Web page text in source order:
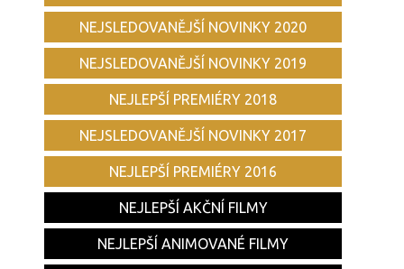
NEJSLEDOVANĚJŠÍ NOVINKY 2020
NEJSLEDOVANĚJŠÍ NOVINKY 2019
NEJLEPŠÍ PREMIÉRY 2018
NEJSLEDOVANĚJŠÍ NOVINKY 2017
NEJLEPŠÍ PREMIÉRY 2016
NEJLEPŠÍ AKČNÍ FILMY
NEJLEPŠÍ ANIMOVANÉ FILMY